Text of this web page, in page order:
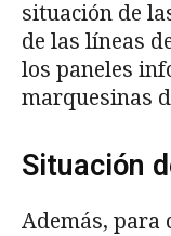
situación de
de las líneas
los paneles
marquesinas
Situación
Además, para